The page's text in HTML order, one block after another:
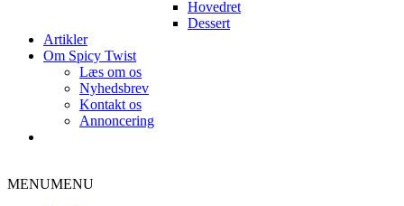
Hovedret
Dessert
Artikler
Om Spicy Twist
Læs om os
Nyhedsbrev
Kontakt os
Annoncering
MENUMENU